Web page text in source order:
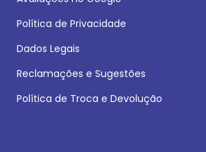
Política de Privacidade
Dados Legais
Reclamações e Sugestões
Política de Troca e Devolução